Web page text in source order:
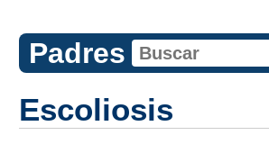
Padres
Escoliosis